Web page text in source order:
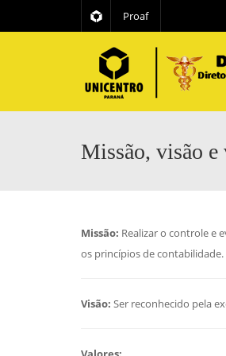
Proaf
Missão, visão e
Missão: Realizar o controle e
os princípios de contabilidade.
Visão: Ser reconhecido pela